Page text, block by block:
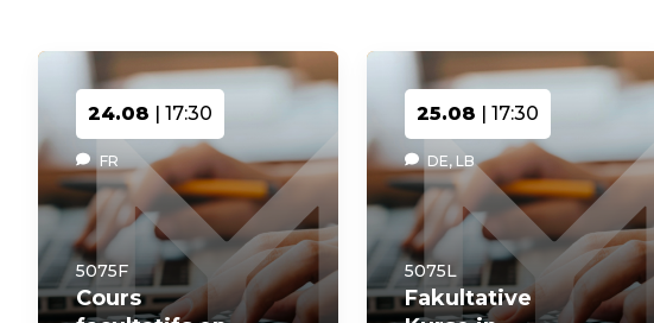
24.08 | 17:30
FR
5075F
Cours
25.08 | 17:30
DE, LB
5075L
Fakultative